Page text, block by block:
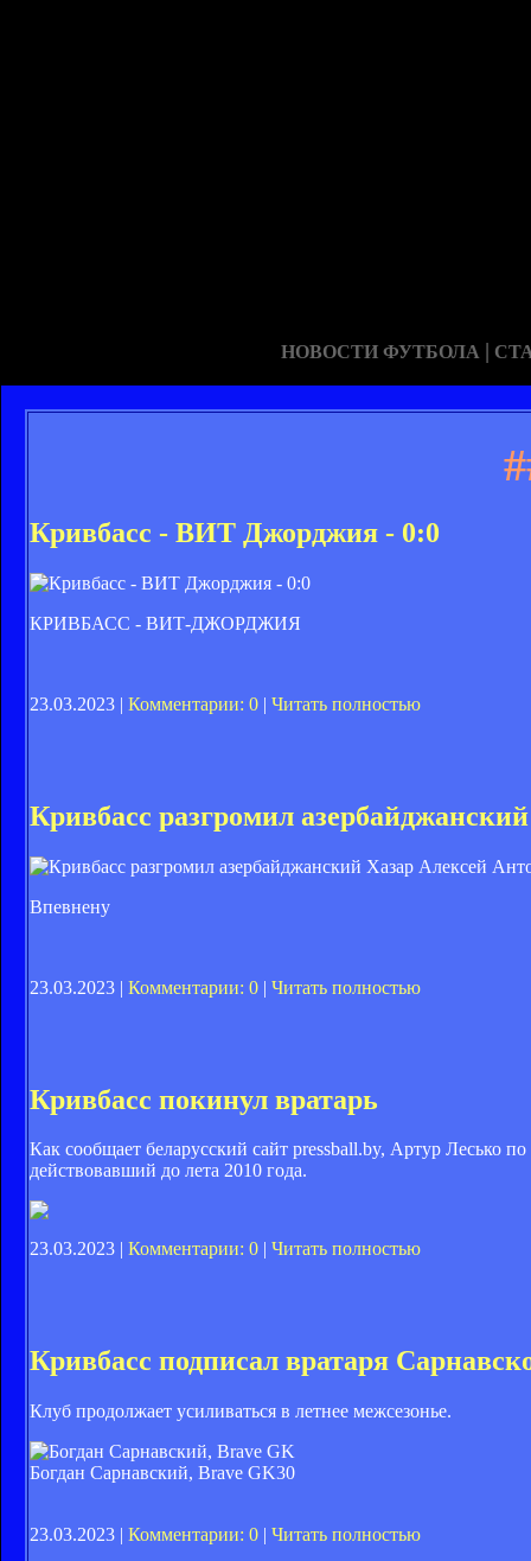
НОВОСТИ ФУТБОЛА |
Кривбасс - ВИТ Джорджия - 0:0
КРИВБАСС - ВИТ-ДЖОРДЖИЯ
23.03.2023 | Комментарии: 0 | Читать полностью
Кривбасс разгромил
Алексей
Впевнену
23.03.2023 | Комментарии: 0 | Читать полностью
Кривбасс покинул вратарь
Как сообщает беларусский сайт pressball.by, Артур Лесько
действовавший до лета 2010 года.
23.03.2023 | Комментарии: 0 | Читать полностью
Кривбасс подписал вратаря
Клуб продолжает усиливаться в летнее межсезонье.
Богдан Сарнавский, Brave GK30
23.03.2023 | Комментарии: 0 | Читать полностью